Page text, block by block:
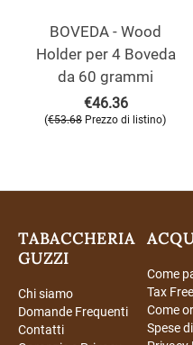
BOVEDA - Wood
Holder per 4 Boveda
da 60 grammi
€46.36
(€53.68 Prezzo di listino)
TABACCHERIA
GUZZI
Chi siamo
Domande Frequenti
Contatti
Come
Tax
Come
Spese